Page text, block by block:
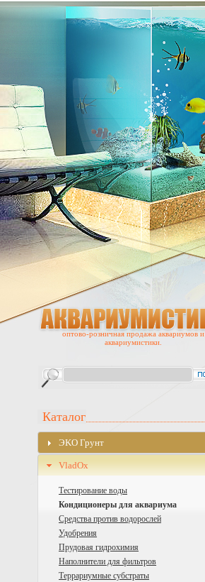
оптово-розничная продажа аквариумов и
аквариумистики.
Каталог
ЭKO Грунт
VladOx
Тестирование воды
Кондиционеры для аквариума
Средства против водорослей
Удобрения
Прудовая гидрохимия
Наполнители для фильтров
Террариумные субстраты